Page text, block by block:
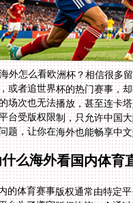
外怎么看欧洲杯？相信很多
或者追世界杯的热门赛事，
场次也无法播放，甚至连卡
台受版权限制，只允许中国
题，让你在海外也能畅享中
么海外看国内体育
的体育赛事版权通常由特定
台为了遵守版权协议，会通